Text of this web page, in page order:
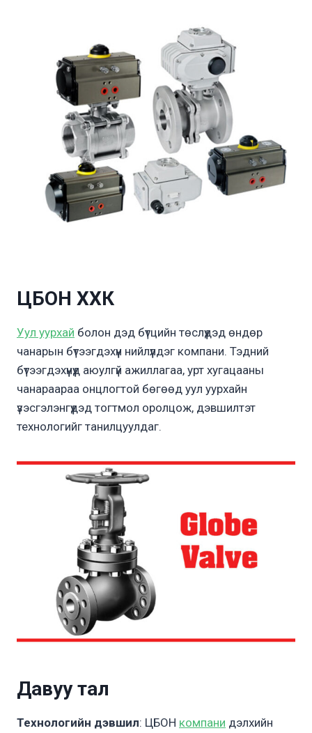
ЦБОН ХХК
Уул уурхай болон дэд бүтцийн төслүүдэд өндөр
чанарын бүтээгдэхүүн нийлүүлдэг компани. Тэдний
бүтээгдэхүүнүүд аюулгүй ажиллагаа, урт хугацааны
чанараараа онцлогтой бөгөөд уул уурхайн
үзэсгэлэнгүүдэд тогтмол оролцож, дэвшилтэт
технологийг танилцуулдаг​.
Давуу тал
Технологийн дэвшил: ЦБОН компани дэлхийн